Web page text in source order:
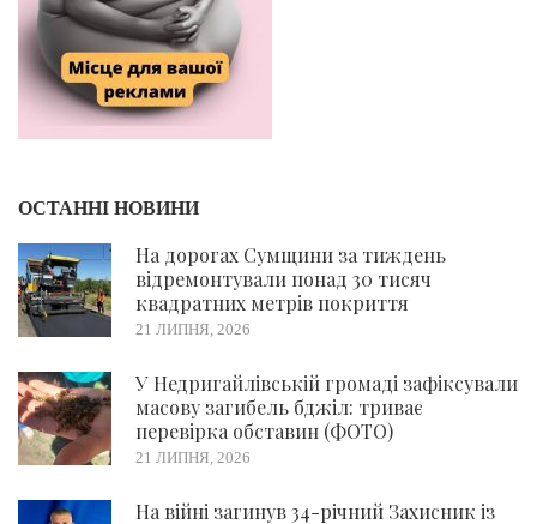
ОСТАННІ НОВИНИ
На дорогах Сумщини за тиждень
відремонтували понад 30 тисяч
квадратних метрів покриття
21 ЛИПНЯ, 2026
У Недригайлівській громаді зафіксували
масову загибель бджіл: триває
перевірка обставин (ФОТО)
21 ЛИПНЯ, 2026
На війні загинув 34-річний Захисник із